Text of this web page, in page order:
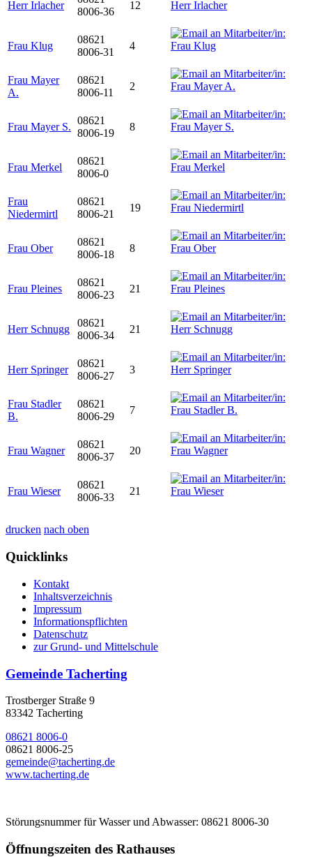
Herr Irlacher
8006-36
12
Frau Klug
08621
8006-31
4
Frau Mayer
A.
08621
8006-11
2
Frau Mayer S.
08621
8006-19
8
Frau Merkel
08621
8006-0
Frau
Niedermirtl
08621
8006-21
19
Frau Ober
08621
8006-18
8
Frau Pleines
08621
8006-23
21
Herr Schnugg
08621
8006-34
21
Herr Springer
08621
8006-27
3
Frau Stadler
B.
08621
8006-29
7
Frau Wagner
08621
8006-37
20
Frau Wieser
08621
8006-33
21
drucken nach oben
Quicklinks
Kontakt
Inhaltsverzeichnis
Impressum
Informationspflichten
Datenschutz
zur Grund- und Mittelschule
Gemeinde Tacherting
Trostberger Straße 9
83342 Tacherting
08621 8006-0
08621 8006-25
gemeinde@tacherting.de
www.tacherting.de
Störungsnummer für Wasser und Abwasser: 08621 8006-30
Öffnungszeiten des Rathauses